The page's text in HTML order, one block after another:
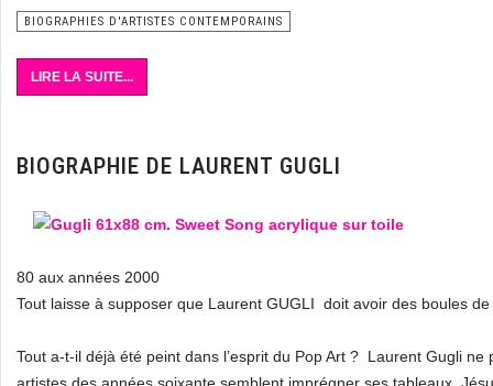
BIOGRAPHIES D'ARTISTES CONTEMPORAINS
LIRE LA SUITE...
BIOGRAPHIE DE LAURENT GUGLI
80 aux années 2000
Tout laisse à supposer que Laurent GUGLI doit avoir des boules
Tout a-t-il déjà été peint dans l’esprit du Pop Art ? Laurent Gugli